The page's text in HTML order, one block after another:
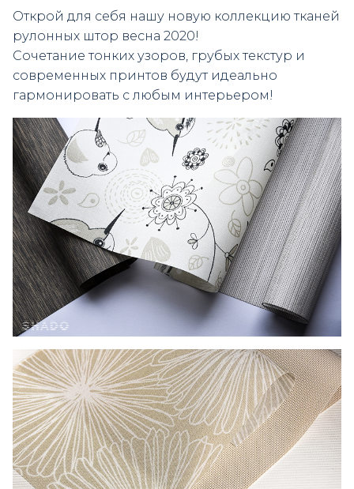
Открой для себя нашу новую коллекцию тканей
рулонных штор весна 2020!
Сочетание тонких узоров, грубых текстур и
современных принтов будут идеально
гармонировать с любым интерьером!